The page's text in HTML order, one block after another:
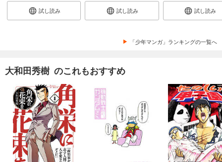
試し読み 試し読み 試し読み
「少年マンガ」ランキングの一覧へ
大和田秀樹 のこれもおすすめ